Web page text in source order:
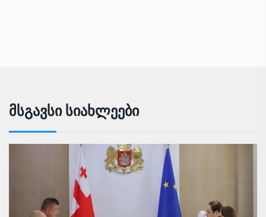
Მსგავსი Სიახლეები